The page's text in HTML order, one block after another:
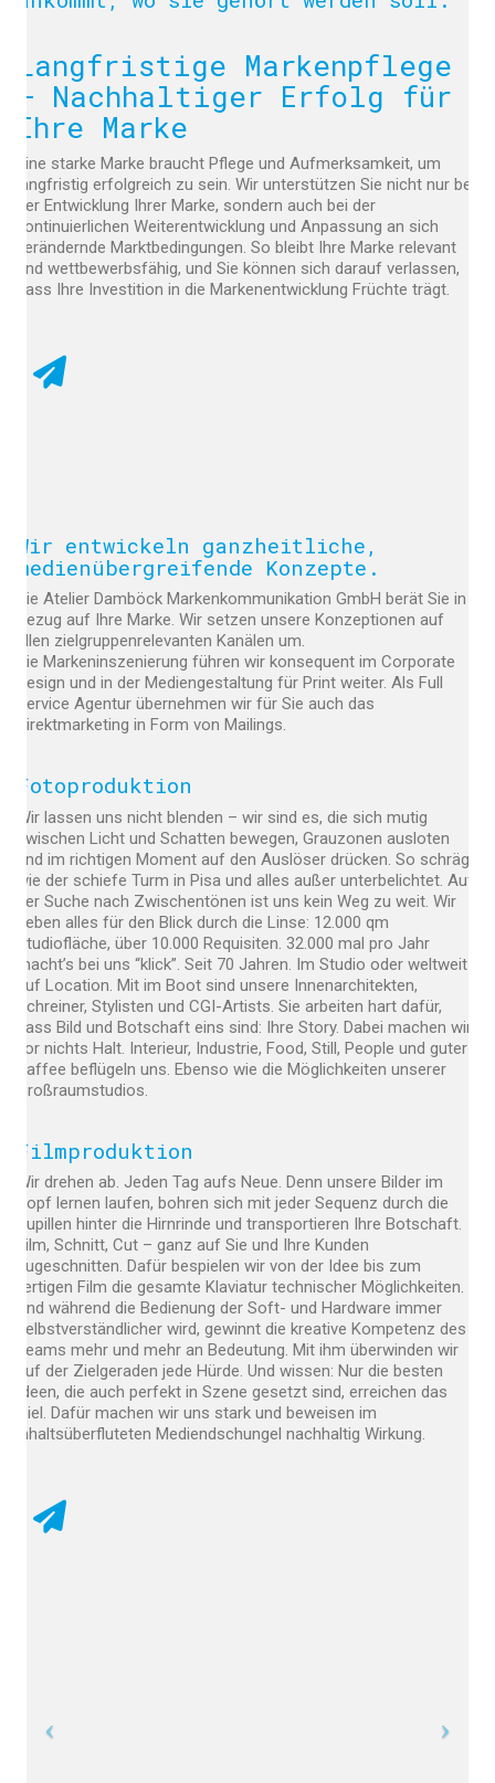
Langfristige Markenpflege
– Nachhaltiger Erfolg für
Ihre Marke
Eine starke Marke braucht Pflege und Aufmerksamkeit, um
langfristig erfolgreich zu sein. Wir unterstützen Sie nicht nur bei
der Entwicklung Ihrer Marke, sondern auch bei der
kontinuierlichen Weiterentwicklung und Anpassung an sich
verändernde Marktbedingungen. So bleibt Ihre Marke relevant
und wettbewerbsfähig, und Sie können sich darauf verlassen,
dass Ihre Investition in die Markenentwicklung Früchte trägt.
Wir entwickeln ganzheitliche,
medienübergreifende Konzepte.
Die Atelier Damböck Markenkommunikation GmbH berät Sie in
Bezug auf Ihre Marke. Wir setzen unsere Konzeptionen auf
allen zielgruppenrelevanten Kanälen um.
Die Markeninszenierung führen wir konsequent im Corporate
Design und in der Mediengestaltung für Print weiter. Als Full
Service Agentur übernehmen wir für Sie auch das
Direktmarketing in Form von Mailings.
Fotoproduktion
Wir lassen uns nicht blenden – wir sind es, die sich mutig
zwischen Licht und Schatten bewegen, Grauzonen ausloten
und im richtigen Moment auf den Auslöser drücken. So schräg
wie der schiefe Turm in Pisa und alles außer unterbelichtet. Auf
der Suche nach Zwischentönen ist uns kein Weg zu weit. Wir
geben alles für den Blick durch die Linse: 12.000 qm
Studiofläche, über 10.000 Requisiten. 32.000 mal pro Jahr
macht’s bei uns “klick”. Seit 70 Jahren. Im Studio oder weltweit
auf Location. Mit im Boot sind unsere Innenarchitekten,
Schreiner, Stylisten und CGI-Artists. Sie arbeiten hart dafür,
dass Bild und Botschaft eins sind: Ihre Story. Dabei machen wir
vor nichts Halt. Interieur, Industrie, Food, Still, People und guter
Kaffee beflügeln uns. Ebenso wie die Möglichkeiten unserer
Großraumstudios.
Filmproduktion
Wir drehen ab. Jeden Tag aufs Neue. Denn unsere Bilder im
Kopf lernen laufen, bohren sich mit jeder Sequenz durch die
Pupillen hinter die Hirnrinde und transportieren Ihre Botschaft.
Film, Schnitt, Cut – ganz auf Sie und Ihre Kunden
zugeschnitten. Dafür bespielen wir von der Idee bis zum
fertigen Film die gesamte Klaviatur technischer Möglichkeiten.
Und während die Bedienung der Soft- und Hardware immer
selbstverständlicher wird, gewinnt die kreative Kompetenz des
Teams mehr und mehr an Bedeutung. Mit ihm überwinden wir
auf der Zielgeraden jede Hürde. Und wissen: Nur die besten
Ideen, die auch perfekt in Szene gesetzt sind, erreichen das
Ziel. Dafür machen wir uns stark und beweisen im
inhaltsüberfluteten Mediendschungel nachhaltig Wirkung.